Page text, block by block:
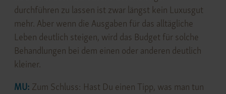
durchführen zu lassen ist zwar längst kein Luxusgut
mehr. Aber wenn die Ausgaben für das alltägliche
Leben deutlich steigen, wird das Budget für solche
Behandlungen bei dem einen oder anderen deutlich
kleiner.
MU: Zum Schluss: Hast Du einen Tipp, was man tun